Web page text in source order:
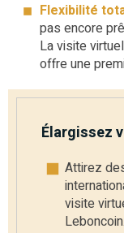
Flexibilité
pas encore
La visite
offre une
Élargissez
Attirez
visite
Leboncoin.